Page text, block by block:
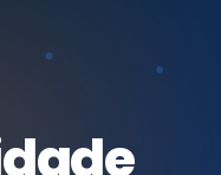
INTEGRADOS
que